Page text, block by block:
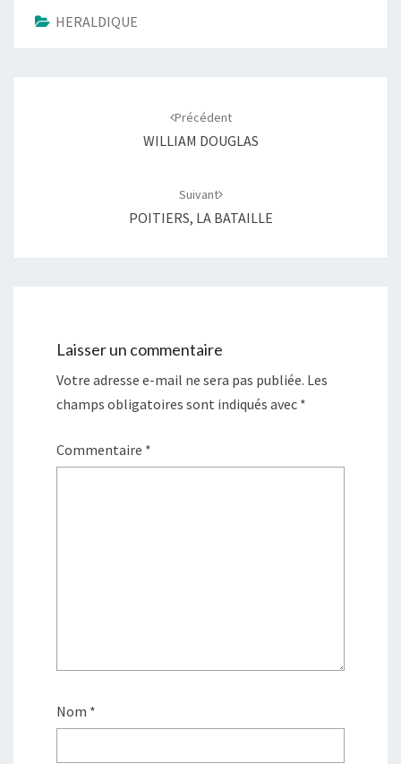
HERALDIQUE
Précédent
WILLIAM DOUGLAS
Suivant
POITIERS, LA BATAILLE
Laisser un commentaire
Votre adresse e-mail ne sera pas publiée. Les
champs obligatoires sont indiqués avec *
Commentaire *
Nom *